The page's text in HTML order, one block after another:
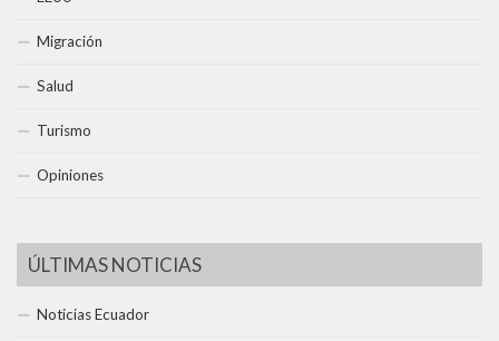
Migración
Salud
Turismo
Opiniones
ÚLTIMAS NOTICIAS
Noticias Ecuador